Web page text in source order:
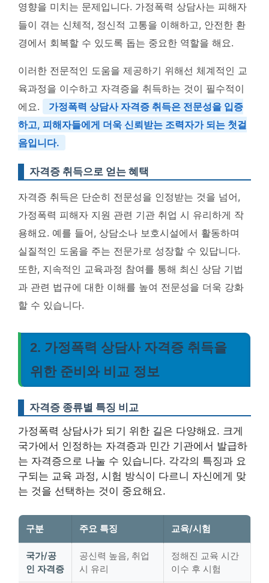
영향을 미치는 문제입니다. 가정폭력 상담사는 피해자
들이 겪는 신체적, 정신적 고통을 이해하고, 안전한 환
경에서 회복할 수 있도록 돕는 중요한 역할을 해요.
이러한 전문적인 도움을 제공하기 위해선 체계적인 교
육과정을 이수하고 자격증을 취득하는 것이 필수적이
에요.
가정폭력 상담사 자격증 취득은 전문성을 입증
하고, 피해자들에게 더욱 신뢰받는 조력자가 되는 첫걸
음입니다.
자격증 취득으로 얻는 혜택
자격증 취득은 단순히 전문성을 인정받는 것을 넘어,
가정폭력 피해자 지원 관련 기관 취업 시 유리하게 작
용해요. 예를 들어, 상담소나 보호시설에서 활동하며
실질적인 도움을 주는 전문가로 성장할 수 있답니다.
또한, 지속적인 교육과정 참여를 통해 최신 상담 기법
과 관련 법규에 대한 이해를 높여 전문성을 더욱 강화
할 수 있습니다.
2. 가정폭력 상담사 자격증 취득을
위한 준비와 비교 정보
자격증 종류별 특징 비교
가정폭력 상담사가 되기 위한 길은 다양해요. 크게
국가에서 인정하는 자격증과 민간 기관에서 발급하
는 자격증으로 나눌 수 있습니다. 각각의 특징과 요
구되는 교육 과정, 시험 방식이 다르니 자신에게 맞
는 것을 선택하는 것이 중요해요.
구분 주요 특징 교육/시험
국가/공
인 자격증
공신력 높음, 취업
시 유리
정해진 교육 시간
이수 후 시험